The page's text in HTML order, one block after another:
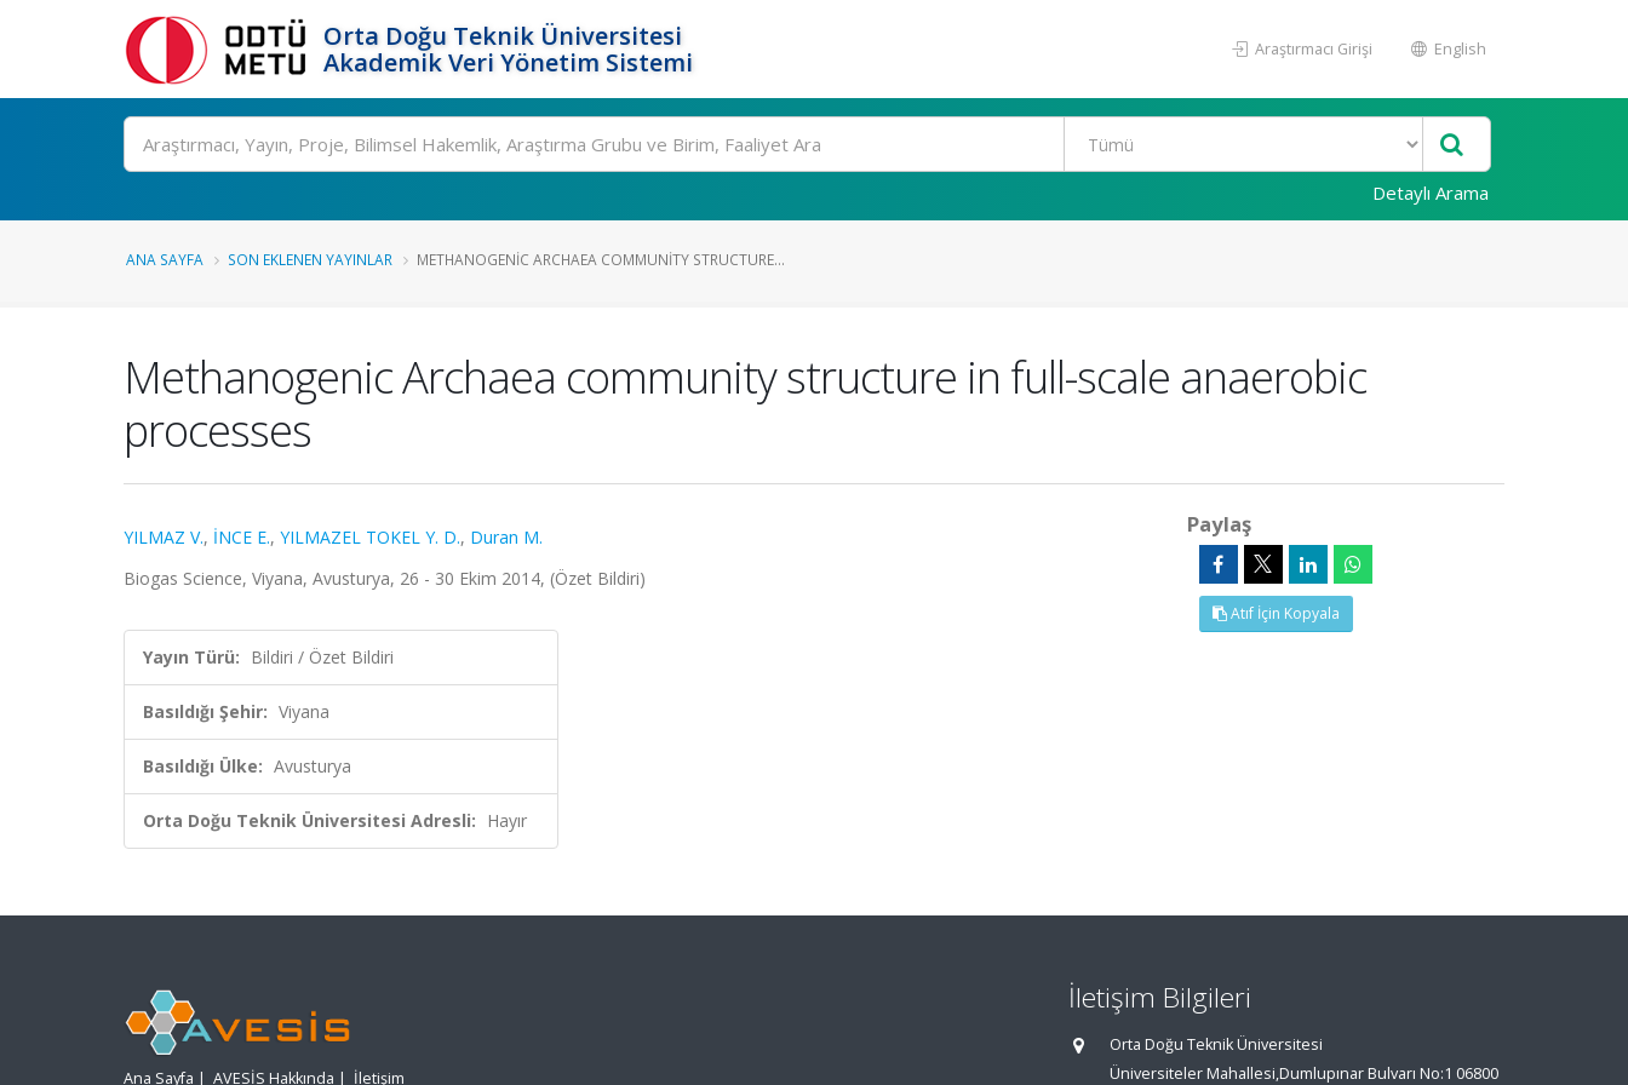
Orta Doğu Teknik Üniversitesi
Akademik Veri Yönetim Sistemi
Araştırmacı Girişi English
Ara
Detaylı Arama
ANA SAYFA SON EKLENEN YAYINLAR METHANOGENIC ARCHAEA COMMUNITY STRUCTURE...
Methanogenic Archaea community structure in full-scale anaerobic
processes
YILMAZ V., İNCE E., YILMAZEL TOKEL Y. D., Duran M.
Biogas Science, Viyana, Avusturya, 26 - 30 Ekim 2014, (Özet Bildiri)
Yayın Türü: Bildiri / Özet Bildiri
Basıldığı Şehir: Viyana
Basıldığı Ülke: Avusturya
Orta Doğu Teknik Üniversitesi Adresli: Hayır
Paylaş
Atıf İçin Kopyala
Ana Sayfa | AVESİS Hakkında | İletişim
İletişim Bilgileri
Orta Doğu Teknik Üniversitesi
Üniversiteler Mahallesi,Dumlupınar Bulvarı No:1 06800